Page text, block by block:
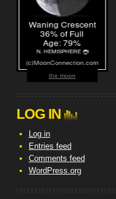
the moon
LOG IN
Log in
Entries feed
Comments feed
WordPress.org